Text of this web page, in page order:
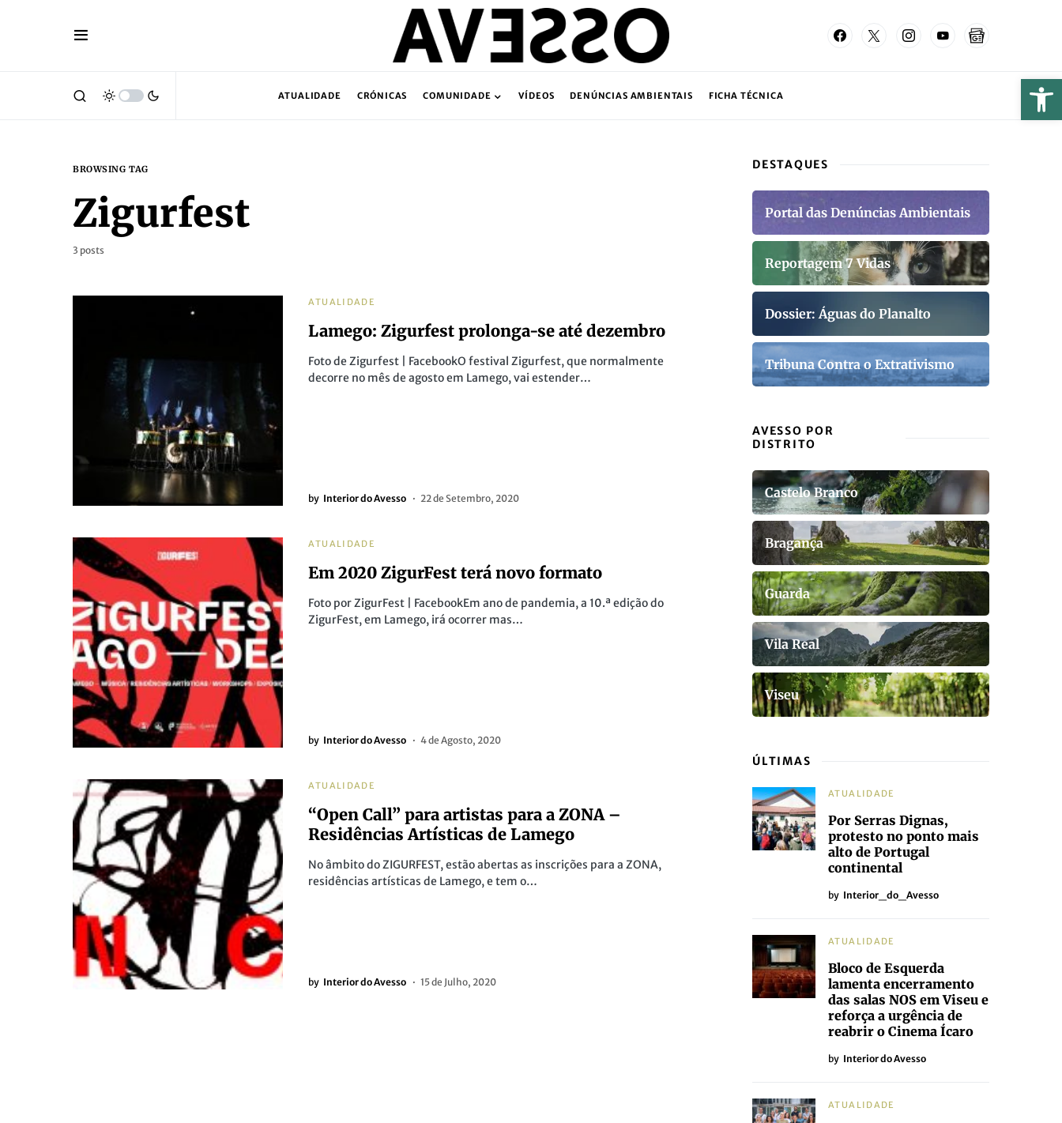
ATUALIDADE CRÓNICAS COMUNIDADE VÍDEOS DENÚNCIAS AMBIENTAIS FICHA TÉCNICA
BROWSING TAG
Zigurfest
3 posts
ATUALIDADE
Lamego: Zigurfest prolonga-se até dezembro
Foto de Zigurfest | FacebookO festival Zigurfest, que normalmente
decorre no mês de agosto em Lamego, vai estender…
by Interior do Avesso 22 de Setembro, 2020
ATUALIDADE
Em 2020 ZigurFest terá novo formato
Foto por ZigurFest | FacebookEm ano de pandemia, a 10.ª edição do
ZigurFest, em Lamego, irá ocorrer mas…
by Interior do Avesso 4 de Agosto, 2020
ATUALIDADE
“Open Call” para artistas para a ZONA –
Residências Artísticas de Lamego
No âmbito do ZIGURFEST, estão abertas as inscrições para a ZONA,
residências artísticas de Lamego, e tem o…
by Interior do Avesso 15 de Julho, 2020
DESTAQUES
Portal das Denúncias Ambientais
Reportagem 7 Vidas
Dossier: Águas do Planalto
Tribuna Contra o Extrativismo
AVESSO POR
DISTRITO
Castelo Branco
Bragança
Guarda
Vila Real
Viseu
ÚLTIMAS
ATUALIDADE
Por Serras Dignas,
protesto no ponto mais
alto de Portugal
continental
by Interior_do_Avesso
ATUALIDADE
Bloco de Esquerda
lamenta encerramento
das salas NOS em Viseu e
reforça a urgência de
reabrir o Cinema Ícaro
by Interior do Avesso
ATUALIDADE